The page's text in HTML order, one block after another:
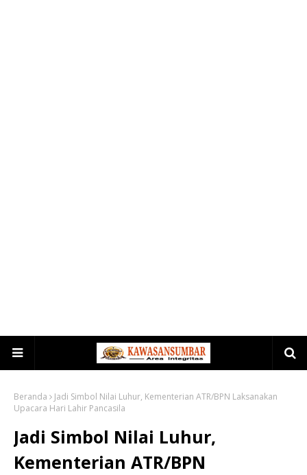
Beranda
Jadi Simbol Nilai Luhur, Kementerian ATR/BPN Laksanakan
Upacara Hari Lahir Pancasila
Jadi Simbol Nilai Luhur,
Kementerian ATR/BPN